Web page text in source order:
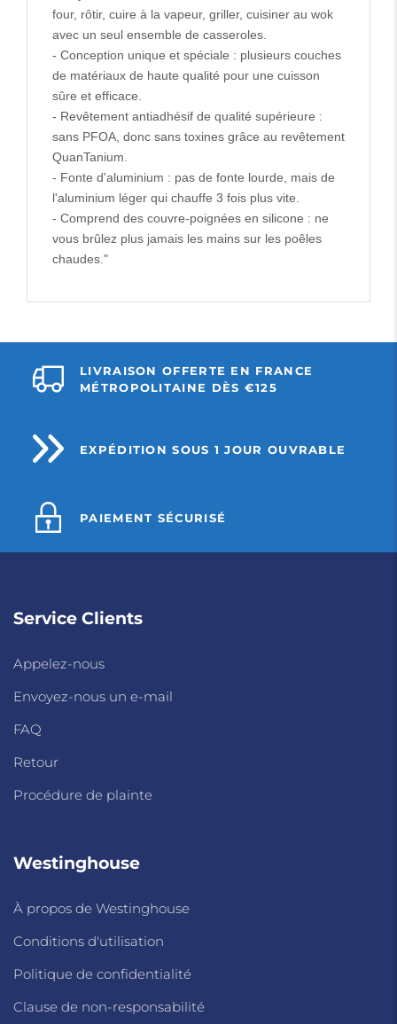
four, rôtir, cuire à la vapeur, griller, cuisiner au wok
avec un seul ensemble de casseroles.
- Conception unique et spéciale : plusieurs couches
de matériaux de haute qualité pour une cuisson
sûre et efficace.
- Revêtement antiadhésif de qualité supérieure :
sans PFOA, donc sans toxines grâce au revêtement
QuanTanium.
- Fonte d'aluminium : pas de fonte lourde, mais de
l'aluminium léger qui chauffe 3 fois plus vite.
- Comprend des couvre-poignées en silicone : ne
vous brûlez plus jamais les mains sur les poêles
chaudes."
LIVRAISON OFFERTE EN FRANCE
MÉTROPOLITAINE DÈS €125
EXPÉDITION SOUS 1 JOUR OUVRABLE
PAIEMENT SÉCURISÉ
Service Clients
Appelez-nous
Envoyez-nous un e-mail
FAQ
Retour
Procédure de plainte
Westinghouse
À propos de Westinghouse
Conditions d'utilisation
Politique de confidentialité
Clause de non-responsabilité